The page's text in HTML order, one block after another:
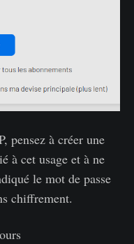
pensez à créer une
à cet usage et à ne
le mot de passe
chiffrement.